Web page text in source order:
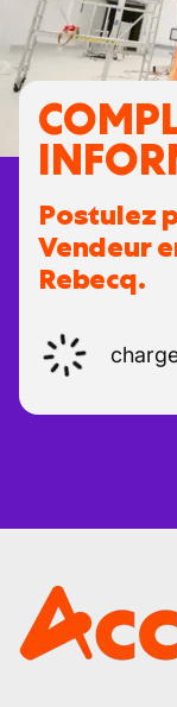
Postulez
Vendeur
Rebecq.